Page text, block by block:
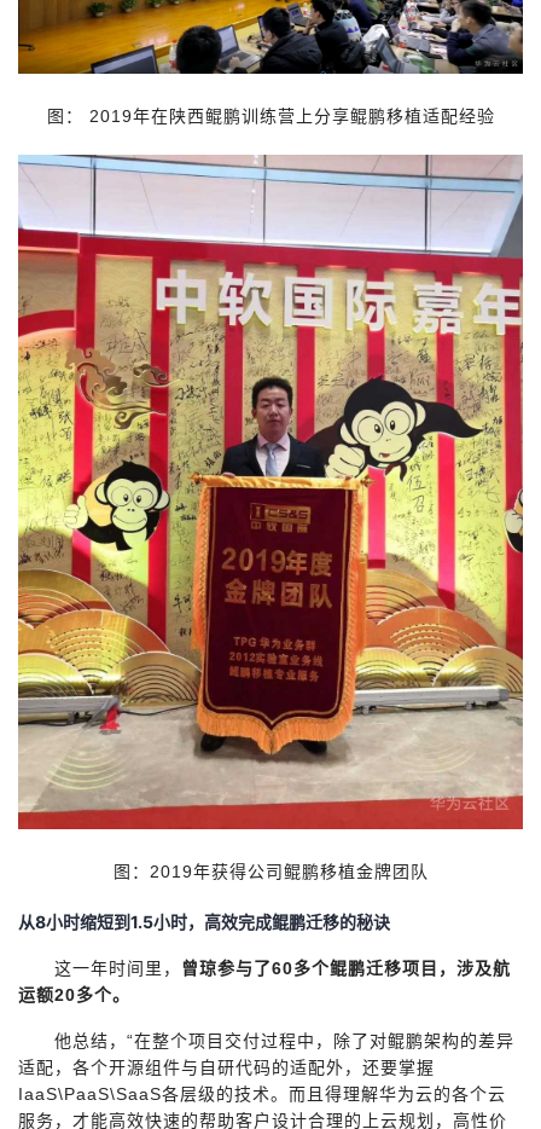
图： 2019年在陕西鲲鹏训练营上分享鲲鹏移植适配经验
图：2019年获得公司鲲鹏移植金牌团队
从8小时缩短到 1.5小时，高效完成鲲鹏迁移的秘诀
这一年时间里， 曾琼参与了60多个鲲鹏迁移项目，涉及航
运额20多个。
他总结，“在整个项目交付过程中，除了对鲲鹏架构的差异
适配，各个开源组件与自研代码的适配外，还要掌握
IaaS\PaaS\SaaS各层级的技术。而且得理解华为云的各个云
服务，才能高效快速的帮助客户设计合理的上云规划，高性价